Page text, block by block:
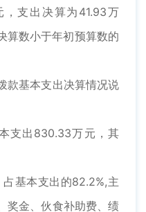
支出决算为41.93万
算数小于年初预算数的
基本支出决算情况说
出830.33万元，其
基本支出的82.2%,主
奖金、伙食补助费、绩